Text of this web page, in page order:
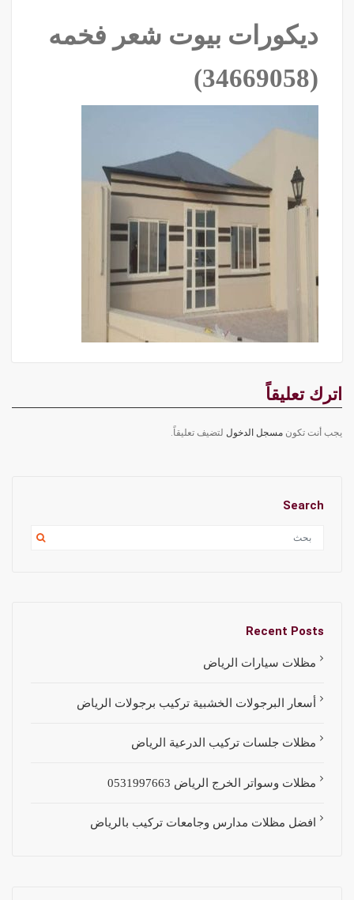
ديكورات بيوت شعر فخمه
‫(34669058)‬ ‫‬
اترك تعليقاً
يجب أنت تكون مسجل الدخول لتضيف تعليقاً.
Search
Recent Posts
مظلات سيارات الرياض
أسعار البرجولات الخشبية تركيب برجولات الرياض
مظلات جلسات تركيب الدرعية الرياض
مظلات وسواتر الخرج الرياض 0531997663
افضل مظلات مدارس وجامعات تركيب بالرياض